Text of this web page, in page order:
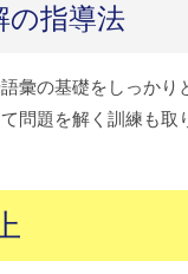
の指導法
彙の基礎をしっかり
問題を解く訓練も取